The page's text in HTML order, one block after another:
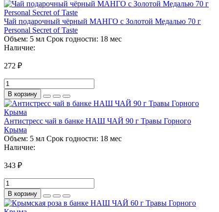
Чай подарочный чёрный МАНГО с Золотой Медалью 70 г
Personal Secret of Taste
Объем: 5 мл Срок годности: 18 мес
Наличие:
272 ₽
В корзину
Антистресс чай в банке НАШ ЧАЙ 90 г Травы Горного
Крыма
Объем: 5 мл Срок годности: 18 мес
Наличие:
343 ₽
В корзину